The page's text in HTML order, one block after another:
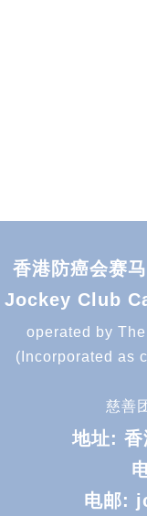
香港防癌会赛
Jockey Club
operated by
(Incorporated as
慈善
地址: 香
电邮: